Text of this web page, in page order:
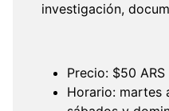
investigación,
Precio: $50 ARS
Horario: martes